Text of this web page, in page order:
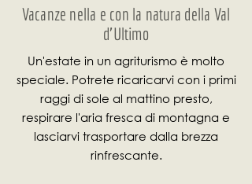
Vacanze nella e con la natura della Val
d'Ultimo
Un'estate in un agriturismo è molto
speciale. Potrete ricaricarvi con i primi
raggi di sole al mattino presto,
respirare l'aria fresca di montagna e
lasciarvi trasportare dalla brezza
rinfrescante.